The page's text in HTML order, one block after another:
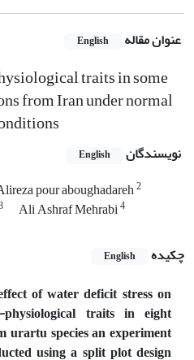
عنوان مقاله English
traits in some
from Iran under normal
نویسندگان English
pour aboughadareh2
Ali Ashraf Mehrabi4
چکیده English
of water deficit stress on
traits in eight
species an experiment
using a split plot design